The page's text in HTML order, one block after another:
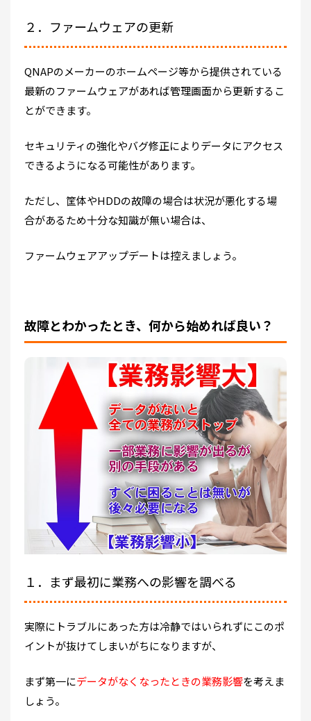
２．ファームウェアの更新
QNAPのメーカーのホームページ等から提供されている
最新のファームウェアがあれば管理画面から更新するこ
とができます。
セキュリティの強化やバグ修正によりデータにアクセス
できるようになる可能性があります。
ただし、筐体やHDDの故障の場合は状況が悪化する場
合があるため十分な知識が無い場合は、
ファームウェアアップデートは控えましょう。
故障とわかったとき、何から始めれば良い？
１．まず最初に業務への影響を調べる
実際にトラブルにあった方は冷静ではいられずにこのポ
イントが抜けてしまいがちになりますが、
まず第一にデータがなくなったときの業務影響を考えま
しょう。